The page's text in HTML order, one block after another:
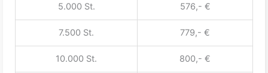
5.000 St. 576,- €
7.500 St. 779,- €
10.000 St. 800,- €